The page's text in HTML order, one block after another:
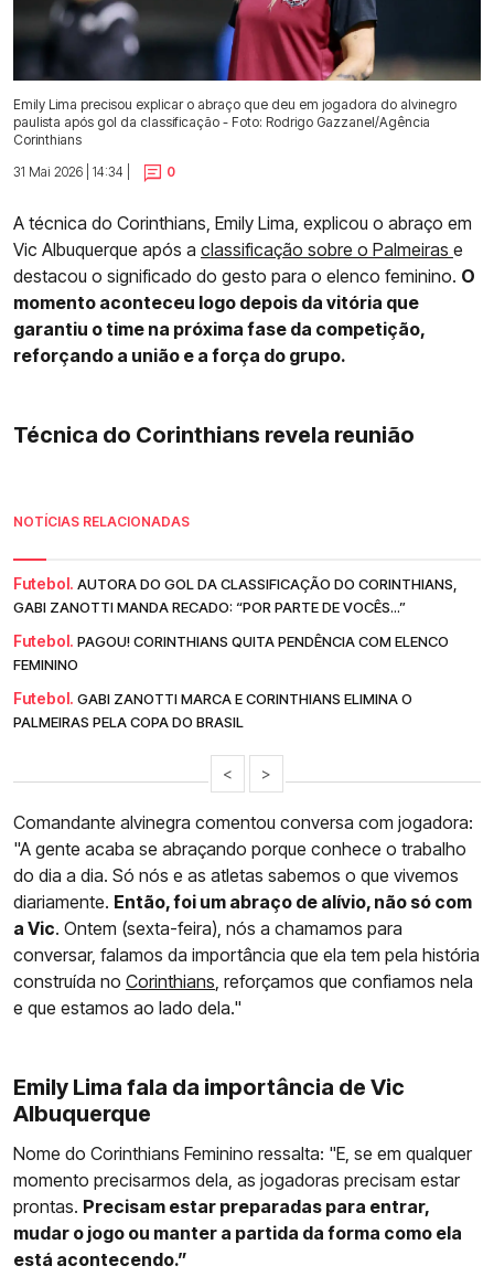
Emily Lima precisou explicar o abraço que deu em jogadora do alvinegro
paulista após gol da classificação - Foto: Rodrigo Gazzanel/Agência
Corinthians
31 Mai 2026 | 14:34 |
0
A técnica do Corinthians, Emily Lima, explicou o abraço em
Vic Albuquerque após a classificação sobre o Palmeiras e
destacou o significado do gesto para o elenco feminino. O
momento aconteceu logo depois da vitória que
garantiu o time na próxima fase da competição,
reforçando a união e a força do grupo.
Técnica do Corinthians revela reunião
NOTÍCIAS RELACIONADAS
Futebol. AUTORA DO GOL DA CLASSIFICAÇÃO DO CORINTHIANS,
GABI ZANOTTI MANDA RECADO: “POR PARTE DE VOCÊS...”
Futebol. PAGOU! CORINTHIANS QUITA PENDÊNCIA COM ELENCO
FEMININO
Futebol. GABI ZANOTTI MARCA E CORINTHIANS ELIMINA O
PALMEIRAS PELA COPA DO BRASIL
< >
Comandante alvinegra comentou conversa com jogadora:
"A gente acaba se abraçando porque conhece o trabalho
do dia a dia. Só nós e as atletas sabemos o que vivemos
diariamente. Então, foi um abraço de alívio, não só com
a Vic. Ontem (sexta-feira), nós a chamamos para
conversar, falamos da importância que ela tem pela história
construída no Corinthians , reforçamos que confiamos nela
e que estamos ao lado dela."
Emily Lima fala da importância de Vic
Albuquerque
Nome do Corinthians Feminino ressalta: "E, se em qualquer
momento precisarmos dela, as jogadoras precisam estar
prontas. Precisam estar preparadas para entrar,
mudar o jogo ou manter a partida da forma como ela
está acontecendo.”